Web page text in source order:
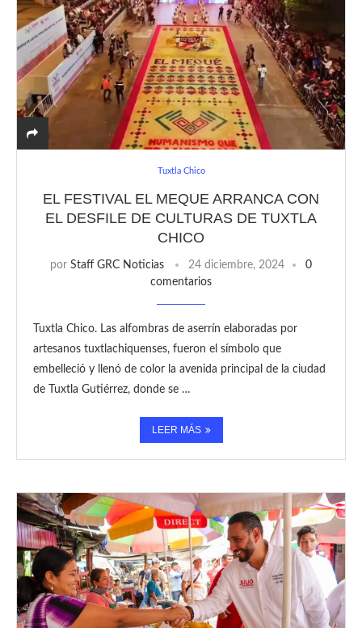
Tuxtla Chico
EL FESTIVAL EL MEQUE ARRANCA CON
EL DESFILE DE CULTURAS DE TUXTLA
CHICO
por Staff GRC Noticias 24 diciembre, 2024
0
comentarios
Tuxtla Chico. Las alfombras de aserrín elaboradas por
artesanos tuxtlachiquenses, fueron el símbolo que
embelleció y llenó de color la avenida principal de la ciudad
de Tuxtla Gutiérrez, donde se …
LEER MÁS